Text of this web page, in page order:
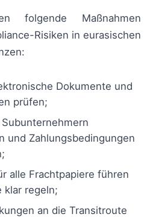
folgende Maßnahmen
Risiken in eurasischen
Dokumente und
prüfen;
und Zahlungsbedingungen
alle Frachtpapiere führen
klar regeln;
an die Transitroute